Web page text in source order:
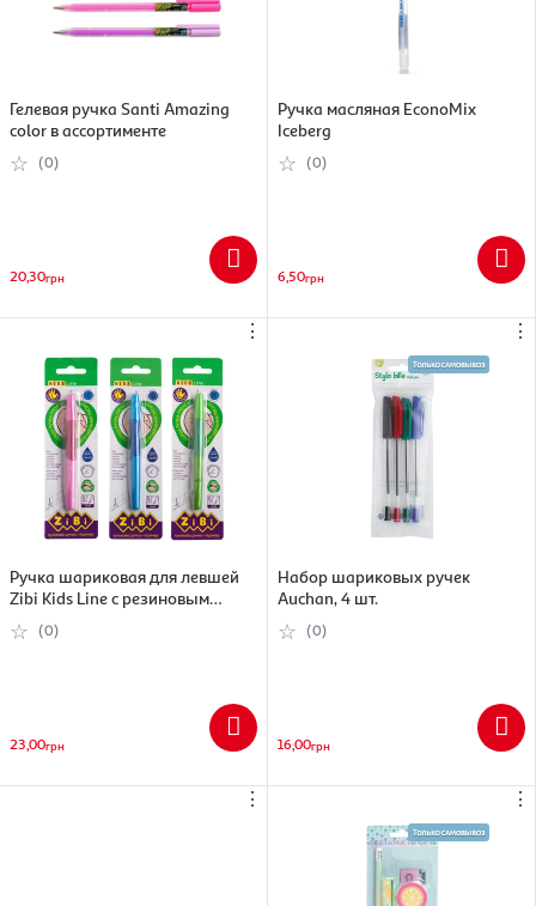
Гелевая ручка Santi Аmazing
color в ассортименте
(0)
20,30грн
Ручка масляная EconoMix
Iceberg
(0)
6,50грн
⋮
Ручка шариковая для левшей
Zibi Kids Line с резиновым
гриппом, синий , 0.7 мм
(4823078941138)
(0)
23,00грн
⋮
Набор шариковых ручек
Auchan, 4 шт.
(0)
16,00грн
⋮ ⋮